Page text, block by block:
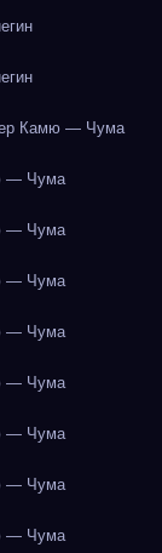
Камю — Чума
— Чума
— Чума
— Чума
— Чума
— Чума
— Чума
— Чума
— Чума